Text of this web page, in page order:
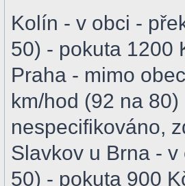
Kolín - v obci -
50) - pokuta 1200
Praha - mimo
km/hod (92 na
nespecifikováno,
Slavkov u Brna -
50) - pokuta 900